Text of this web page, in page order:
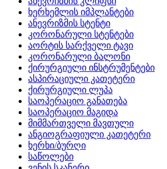
ხერხემლის იმპლანტები
ანევრიზმის სტენტი
კორონარული სტენტები
აორტის სარქველი ტავი
კორონარული ბალონი
ქირურგიული ინსტრუმენტები
ასპირაციული კათეტერი
ქირურგიული ლუპა
საოპერაციო განათება
საოპერაციო მაგიდა
მიმმართველი მავთული
ანგიოგრაფიული კათეტერი
ხერხი/ბურღი
საწოლები